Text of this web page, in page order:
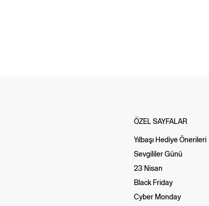
ÖZEL SAYFALAR
Yılbaşı Hediye Önerileri
Sevgililer Günü
23 Nisan
Black Friday
Cyber Monday